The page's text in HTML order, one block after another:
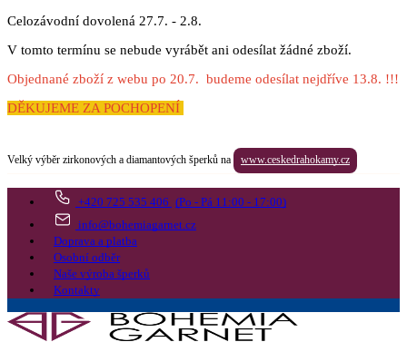
Celozávodní dovolená 27.7. - 2.8.
V tomto termínu se nebude vyrábět ani odesílat žádné zboží.
Objednané zboží z webu po 20.7. budeme odesílat nejdříve 13.8. !!!
DĚKUJEME ZA POCHOPENÍ
Velký výběr zirkonových a diamantových šperků na www.ceskedrahokamy.cz
+420 725 535 406 (Po - Pá 11:00 - 17:00)
info@bohemiagarnet.cz
Doprava a platba
Osobní odběr
Naše výroba šperků
Kontakty